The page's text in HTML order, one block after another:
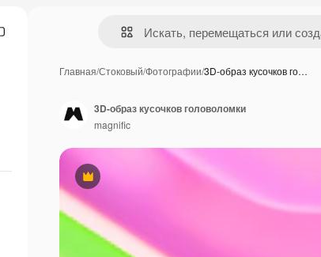
Главная/Стоковый/Фотографии/3D-образ кусочков го…
Премиум
3D-образ кусочков головоломки
magnific